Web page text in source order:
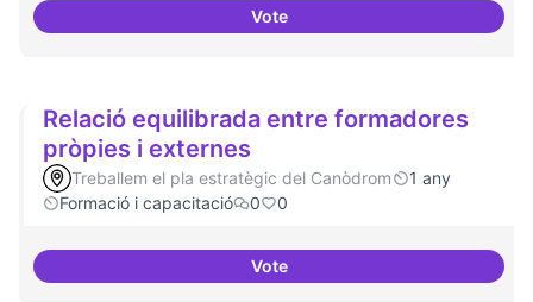
VoteEstablir les àrees o temàtiques
Relació equilibrada entre formadores
pròpies i externes
Treballem el pla estratègic del Canòdrom
1 any
Formació i capacitació
0 0
VoteRelació equilibrada entre